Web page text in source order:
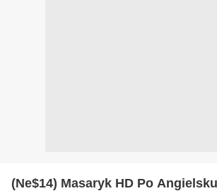
(Ne$14) Masaryk HD Po